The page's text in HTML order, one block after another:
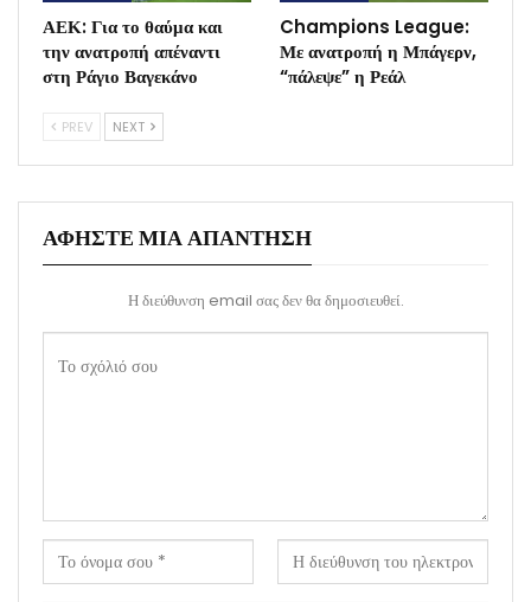
ΑΕΚ: Για το θαύμα και
την ανατροπή απέναντι
στη Ράγιο Βαγεκάνο
Champions League:
Με ανατροπή η Μπάγερν,
“πάλεψε” η Ρεάλ
PREV NEXT
ΑΦΉΣΤΕ ΜΙΑ ΑΠΆΝΤΗΣΗ
Η διεύθυνση email σας δεν θα δημοσιευθεί.